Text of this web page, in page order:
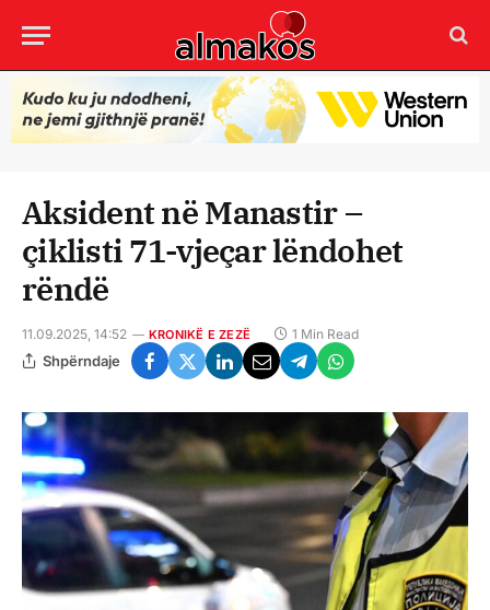
Aksident në Manastir –
çiklisti 71-vjeçar lëndohet
rëndë
11.09.2025, 14:52 KRONIKË E ZEZË 1 Min Read
Shpërndaje